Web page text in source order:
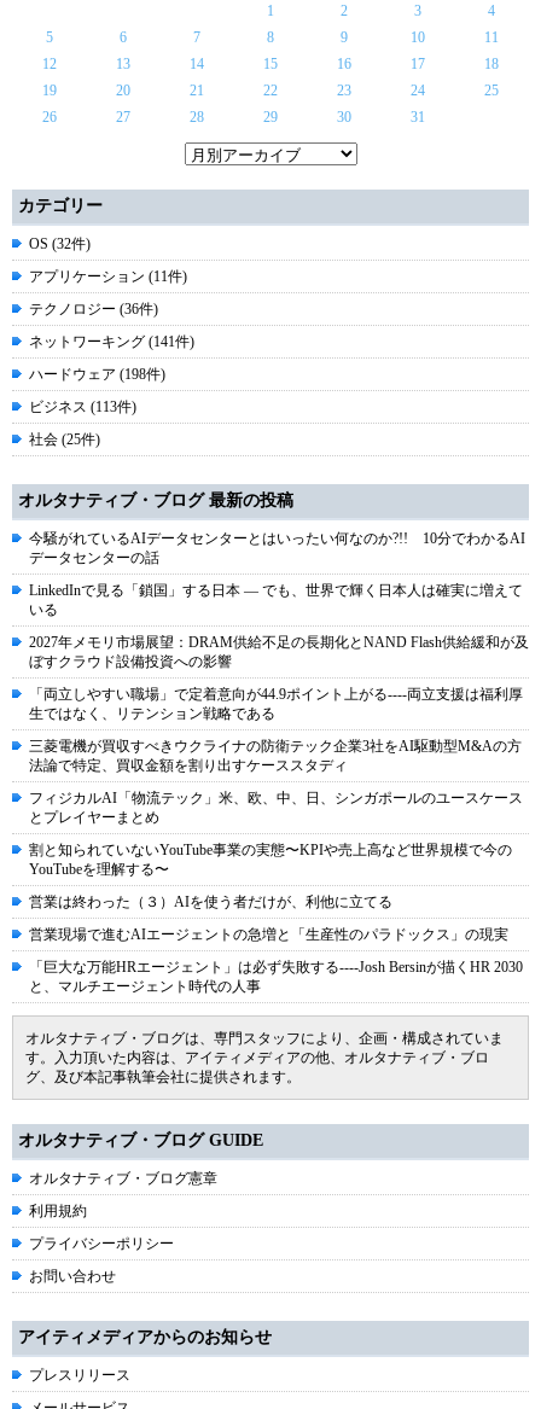
1
2 3
4
5
6 7 8 9 10
11
12
13 14 15 16 17
18
19
20 21 22 23 24
25
26
27 28 29 30 31
カテゴリー
OS (32件)
アプリケーション (11件)
テクノロジー (36件)
ネットワーキング (141件)
ハードウェア (198件)
ビジネス (113件)
社会 (25件)
オルタナティブ・ブログ 最新の投稿
今騒がれているAIデータセンターとはいったい何なのか?!! 10分でわかるAI
データセンターの話
LinkedInで見る「鎖国」する日本 ― でも、世界で輝く日本人は確実に増えて
いる
2027年メモリ市場展望：DRAM供給不足の長期化とNAND Flash供給緩和が及
ぼすクラウド設備投資への影響
「両立しやすい職場」で定着意向が44.9ポイント上がる----両立支援は福利厚
生ではなく、リテンション戦略である
三菱電機が買収すべきウクライナの防衛テック企業3社をAI駆動型M&Aの方
法論で特定、買収金額を割り出すケーススタディ
フィジカルAI「物流テック」米、欧、中、日、シンガポールのユースケース
とプレイヤーまとめ
割と知られていないYouTube事業の実態〜KPIや売上高など世界規模で今の
YouTubeを理解する〜
営業は終わった（３）AIを使う者だけが、利他に立てる
営業現場で進むAIエージェントの急増と「生産性のパラドックス」の現実
「巨大な万能HRエージェント」は必ず失敗する----Josh Bersinが描くHR 2030
と、マルチエージェント時代の人事
オルタナティブ・ブログは、専門スタッフにより、企画・構成されていま
す。入力頂いた内容は、アイティメディアの他、オルタナティブ・ブロ
グ、及び本記事執筆会社に提供されます。
オルタナティブ・ブログ GUIDE
オルタナティブ・ブログ憲章
利用規約
プライバシーポリシー
お問い合わせ
アイティメディアからのお知らせ
プレスリリース